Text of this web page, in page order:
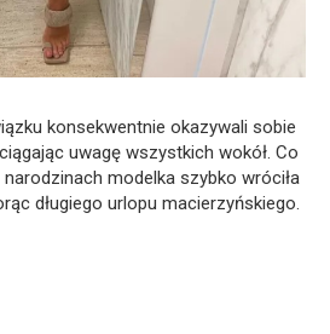
konsekwentnie okazywali sobie
uwagę wszystkich wokół. Co
modelka szybko wróciła
długiego urlopu macierzyńskiego.